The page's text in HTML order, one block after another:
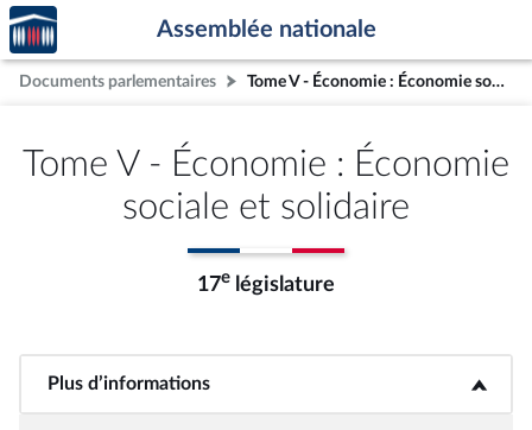
Aller au contenu
Aller en bas de la page
Accèder
à la
page
d'accueil
Assemblée nationale
Documents parlementaires Tome V - Économie : Économie sociale et solidaire
Tome V - Économie : Économie
sociale et solidaire
17e législature
Plus d’informations<b>Plus d’informations</b>